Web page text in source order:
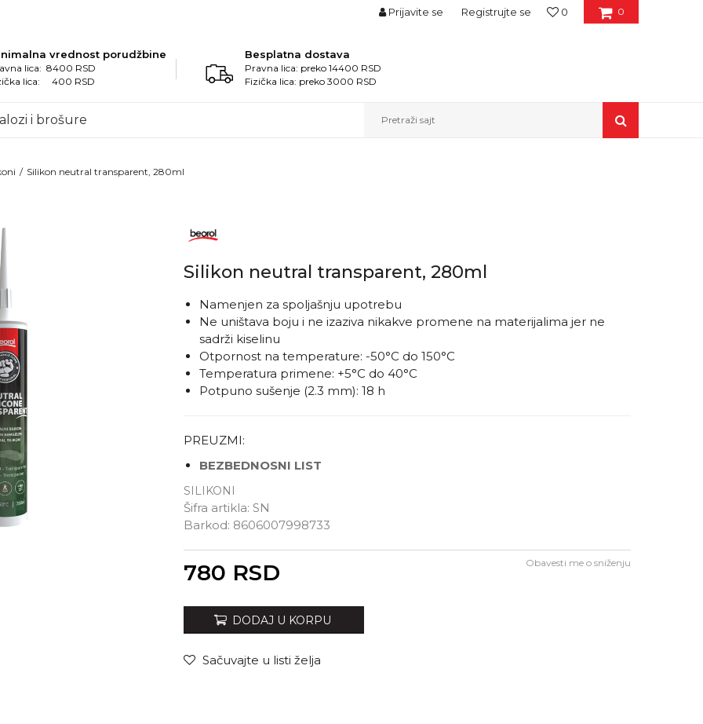
0
0
Prijavite se Registrujte se
vrednost porudžbine
lica: 8400 RSD
lica: 400 RSD
Besplatna dostava
Pravna lica: preko 14400 RSD
Fizička lica: preko 3000 RSD
i brošure Pretraži sajt
Silikon neutral transparent, 280ml
Silikon neutral transparent, 280ml
SILIKONI
Šifra artikla: SN
Barkod: 8606007998733
Namenjen za spoljašnju upotrebu
Ne uništava boju i ne izaziva nikakve promene na materijalima jer ne
sadrži kiselinu
Otpornost na temperature: -50°C do 150°C
Temperatura primene: +5°C do 40°C
Potpuno sušenje (2.3 mm): 18 h
PREUZMI:
BEZBEDNOSNI LIST
780 RSD Obavesti me o sniženju
DODAJ U KORPU
Sačuvajte u listi želja